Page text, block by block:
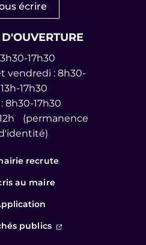
écrire
17h30
vendredi : 8h30-
17h30
8h30-17h30
(permanence
recrute
au maire
publics
(ouverture dans